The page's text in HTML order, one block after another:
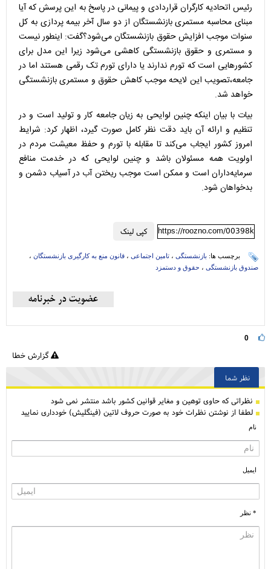
رئیس اتحادیه کارگران قراردادی و پیمانی در پاسخ به این پرسش که آیا
مبنای محاسبه مستمری بازنشستگان از دو سال آخر بیمه پردازی به کل
سنوات موجب افزایش حقوق بازنشستگان می‌شود؟گفت: اینطور نیست
و مستمری و حقوق بازنشستگی کاهشی می‌شود زیرا این مدل برای
کشورهایی است که تورم ندارند یا دارای تورم تک رقمی هستند اما در
جامعه،تصویب این لایحه موجب کاهش حقوق و مستمری بازنشستگی
خواهد شد.
بیات با بیان اینکه چنین لوایحی به زیان جامعه کار و تولید است و در
تنظیم و ارائه آن باید دقت نظر کامل صورت گیرد، اظهار کرد: شرایط
امروز کشور ایجاب می‌کند تا مقابله با تورم و حفظ معیشت مردم در
اولویت همه مسئولان باشد و چنین لوایحی که در خدمت منافع
سرمایه‌داران است و ممکن است موجب ریختن آب در آسیاب دشمن و
بدخواهان شود.
کپی لینک https://roozno.com/00398k
برچسب ها: بازنشستگی ، تامین اجتماعی ، قانون منع به کارگیری بازنشستگان ،
صندوق بازنشستگی ، حقوق و دستمزد
0
گزارش خطا
نظر شما
نظراتی كه حاوی توهین و مغایر قوانین کشور باشد منتشر نمی شود
لطفا از نوشتن نظرات خود به صورت حروف لاتین (فینگلیش) خودداری نمایید
نام
ایمیل
* نظر